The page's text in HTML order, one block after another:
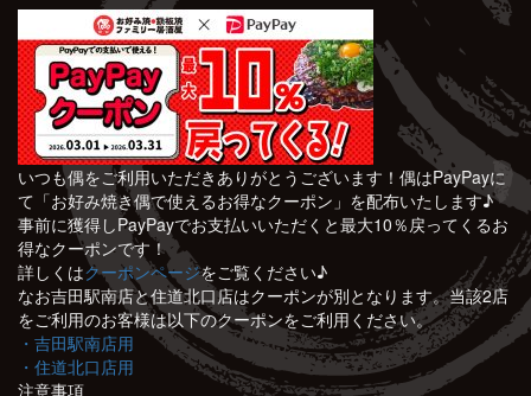
いつも偶をご利用いただきありがとうございます！ 偶はPayPayに
て「お好み焼き偶で使えるお得なクーポン」を配布いたします♪
事前に獲得しPayPayでお支払いいただくと最大10％ 戻ってくるお
得なクーポンです！
詳しくはクーポンページをご覧ください♪
なお吉田駅南店と住道北口店はクーポンが別となります。当該2店
をご利用のお客様は以下のクーポンをご利用ください。
・吉田駅南店用
・住道北口店用
注意事項